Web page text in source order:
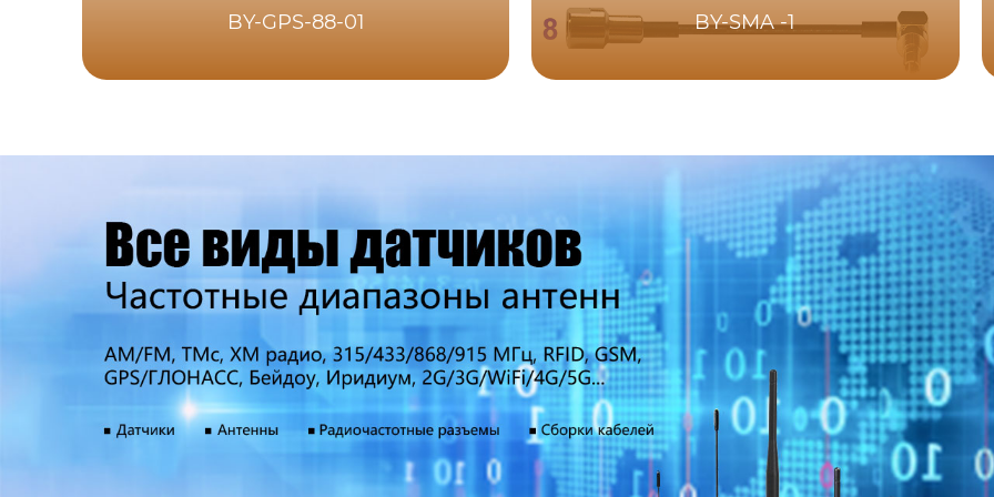
BY-GPS-88-01 BY-SMA -1